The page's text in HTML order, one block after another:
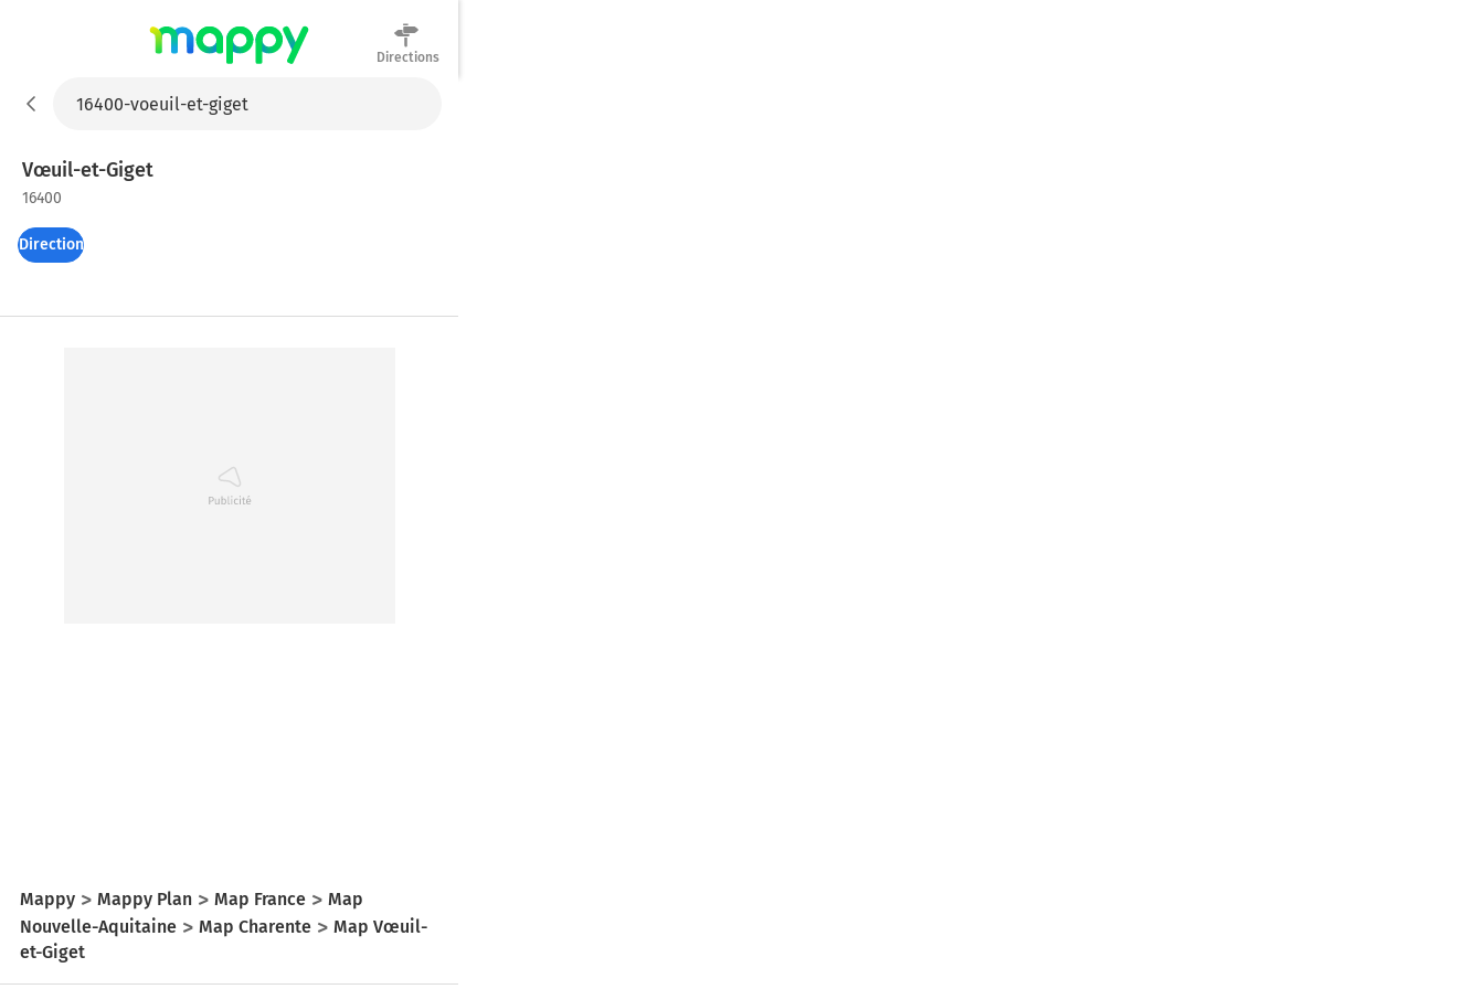
Directions
Vœuil-et-Giget
16400
Directions
Mappy Mappy Plan Map France
Map
Nouvelle-Aquitaine
Map Charente
Map Vœuil-
et-Giget